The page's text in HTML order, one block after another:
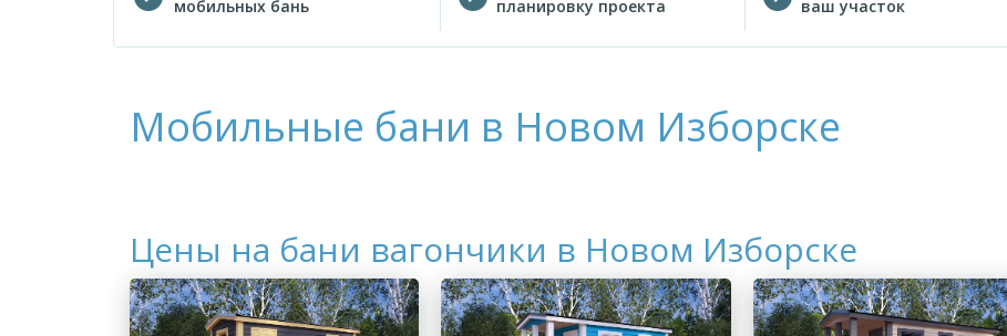
мобильных бань
планировку проекта
ваш участок
Мобильные бани в Новом Изборске
Цены на бани вагончики в Новом Изборске